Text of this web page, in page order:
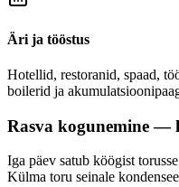
Äri ja tööstus
Hotellid, restoranid, spaad,
boilerid ja
Rasva kogunemine —
Iga päev satub köögist
Külma toru seinale